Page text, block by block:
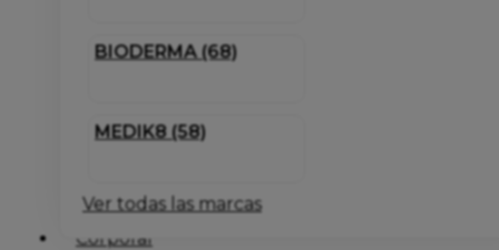
BIODERMA (68)
MEDIK8 (58)
Ver todas las marcas
Corporal